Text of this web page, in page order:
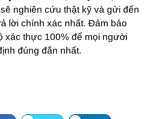
nghiên cứu thật kỹ và gửi đến
lời chính xác nhất. Đảm bảo
xác thực 100% để mọi người
đúng đắn nhất.